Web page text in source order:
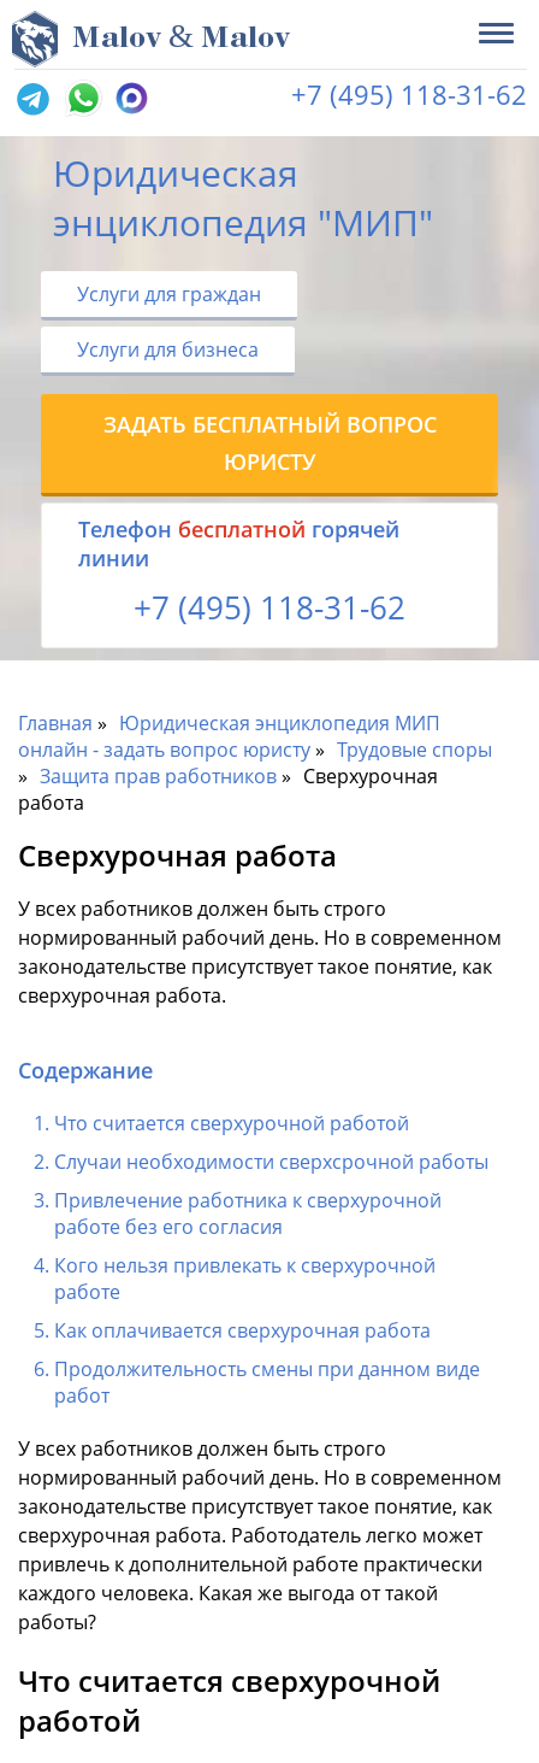
Malov & Malov
+7 (495) 118-31-62
Юридическая
энциклопедия "МИП"
Услуги для граждан
Услуги для бизнеса
ЗАДАТЬ БЕСПЛАТНЫЙ ВОПРОС
ЮРИСТУ
Tелефон бесплатной горячей
линии
+7 (495) 118-31-62
Главная
Юридическая энциклопедия МИП
онлайн - задать вопрос юристу
Трудовые споры
Защита прав работников
Сверхурочная
работа
Сверхурочная работа
У всех работников должен быть строго
нормированный рабочий день. Но в современном
законодательстве присутствует такое понятие, как
сверхурочная работа.
Содержание
Что считается сверхурочной работой
Случаи необходимости сверхсрочной работы
Привлечение работника к сверхурочной
работе без его согласия
Кого нельзя привлекать к сверхурочной
работе
Как оплачивается сверхурочная работа
Продолжительность смены при данном виде
работ
У всех работников должен быть строго
нормированный рабочий день. Но в современном
законодательстве присутствует такое понятие, как
сверхурочная работа. Работодатель легко может
привлечь к дополнительной работе практически
каждого человека. Какая же выгода от такой
работы?
Что считается сверхурочной
работой